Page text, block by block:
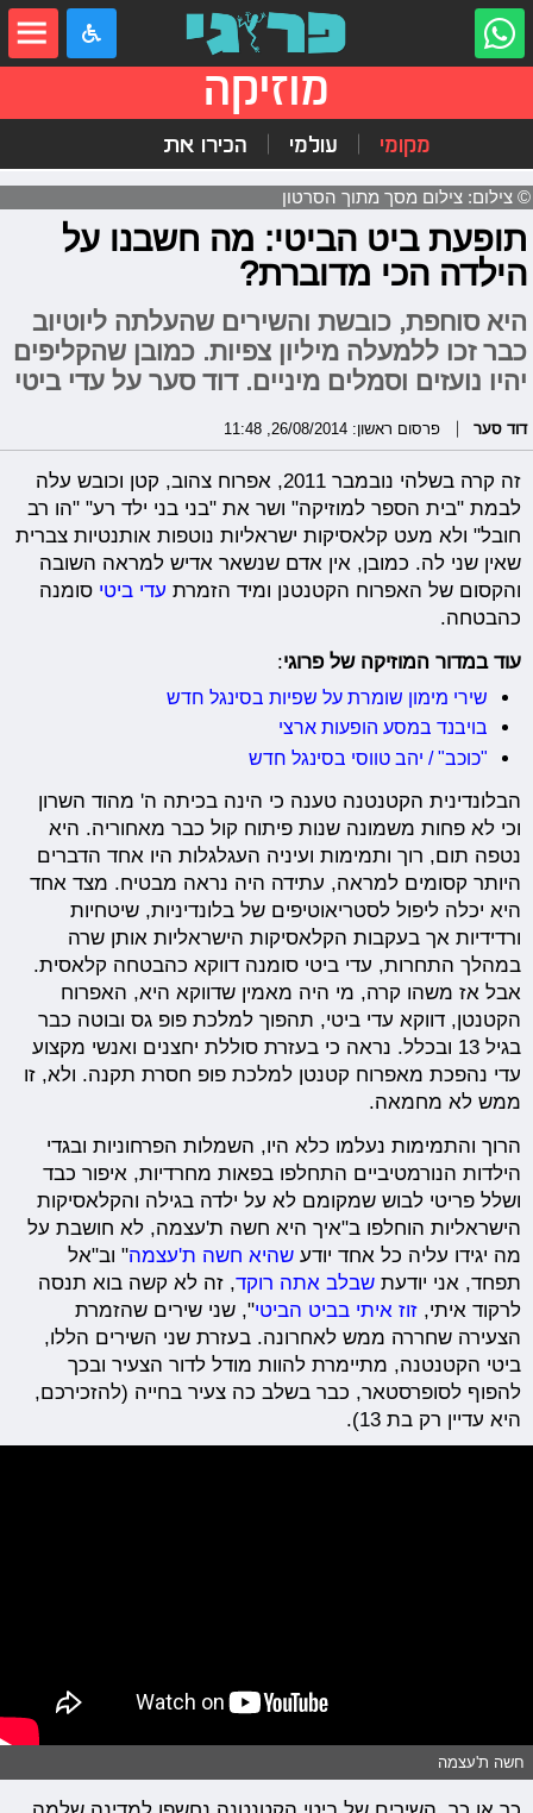
מוזיקה
מקומי עולמי הכירו את
© צילום: צילום מסך מתוך הסרטון
תופעת ביט הביטי: מה חשבנו על
הילדה הכי מדוברת?
היא סוחפת, כובשת והשירים שהעלתה ליוטיוב
כבר זכו ללמעלה מיליון צפיות. כמובן שהקליפים
יהיו נועזים וסמלים מיניים. דוד סער על עדי ביטי
דוד סער פרסום ראשון: 26/08/2014, 11:48
זה קרה בשלהי נובמבר 2011, אפרוח צהוב, קטן וכובש עלה
לבמת "בית הספר למוזיקה" ושר את "בני בני ילד רע" "הו רב
חובל" ולא מעט קלאסיקות ישראליות נוטפות אותנטיות צברית
שאין שני לה. כמובן, אין אדם שנשאר אדיש למראה השובה
והקסום של האפרוח הקטנטנן ומיד הזמרת עדי ביטי סומנה
כהבטחה.
עוד במדור המוזיקה של פרוגי:
שירי מימון שומרת על שפיות בסינגל חדש
בויבנד במסע הופעות ארצי
"כוכב" / יהב טווסי בסינגל חדש
הבלונדינית הקטנטנה טענה כי הינה בכיתה ה' מהוד השרון
וכי לא פחות משמונה שנות פיתוח קול כבר מאחוריה. היא
נטפה תום, רוך ותמימות ועיניה העגלגלות היו אחד הדברים
היותר קסומים למראה, עתידה היה נראה מבטיח. מצד אחד
היא יכלה ליפול לסטריאוטיפים של בלונדיניות, שיטחיות
ורדידיות אך בעקבות הקלאסיקות הישראליות אותן שרה
במהלך התחרות, עדי ביטי סומנה דווקא כהבטחה קלאסית.
אבל אז משהו קרה, מי היה מאמין שדווקא היא, האפרוח
הקטנטן, דווקא עדי ביטי, תהפוך למלכת פופ גס ובוטה כבר
בגיל 13 ובכלל. נראה כי בעזרת סוללת יחצנים ואנשי מקצוע
עדי נהפכת מאפרוח קטנטן למלכת פופ חסרת תקנה. ולא, זו
ממש לא מחמאה.
הרוך והתמימות נעלמו כלא היו, השמלות הפרחוניות ובגדי
הילדות הנורמטיביים התחלפו בפאות מחרדיות, איפור כבד
ושלל פריטי לבוש שמקומם לא על ילדה בגילה והקלאסיקות
הישראליות הוחלפו ב"איך היא חשה ת'עצמה, לא חושבת על
מה יגידו עליה כל אחד יודעשהיא חשה ת'עצמה" וב"אל
תפחד, אני יודעתשבלב אתה רוקד, זה לא קשה בוא תנסה
לרקוד איתי,זוז איתי בביט הביטי", שני שירים שהזמרת
הצעירה שחררה ממש לאחרונה. בעזרת שני השירים הללו,
ביטי הקטנטנה, מתיימרת להוות מודל לדור הצעיר ובכך
להפוף לסופרסטאר, כבר בשלב כה צעיר בחייה (להזכירכם,
היא עדיין רק בת 13).
חשה ת'עצמה